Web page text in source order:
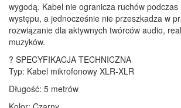
wygodą. Kabel nie ogranicza ruchów
występu, a jednocześnie nie przeszkadza w
rozwiązanie dla aktywnych twórców audio,
muzyków.
? SPECYFIKACJA TECHNICZNA
Typ: Kabel mikrofonowy XLR-XLR
Długość: 5 metrów